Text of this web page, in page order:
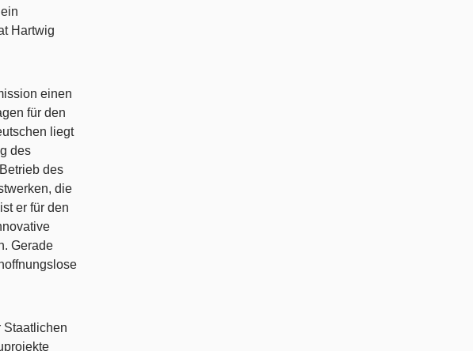
Hartwig
einen
für den
liegt
des
des
die
er für den
Gerade
Staatlichen